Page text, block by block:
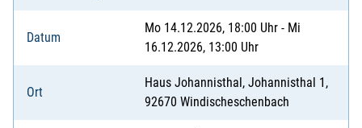
Datum
Mo 14.12.2026, 18:00 Uhr - Mi
16.12.2026, 13:00 Uhr
Ort
Haus Johannisthal, Johannisthal 1,
92670 Windischeschenbach